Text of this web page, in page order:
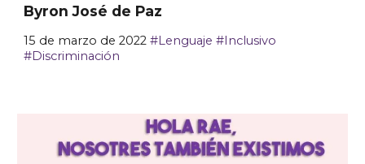
Byron José de Paz
15 de marzo de 2022 #Lenguaje #Inclusivo
#Discriminación